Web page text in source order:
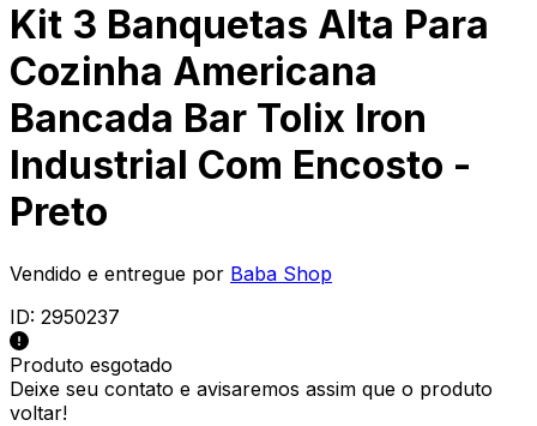
Kit 3 Banquetas Alta Para
Cozinha Americana
Bancada Bar Tolix Iron
Industrial Com Encosto -
Preto
Vendido e entregue por Baba Shop
ID: 2950237
Produto esgotado
Deixe seu contato e avisaremos assim que o produto
voltar!